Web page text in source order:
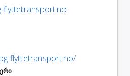
flyttetransport.no
flyttetransport.no/